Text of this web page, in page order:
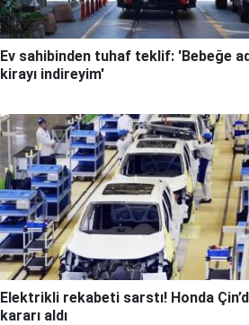
Ev sahibinden tuhaf teklif: 'Bebeğe
kirayı indireyim'
Elektrikli rekabeti sarstı! Honda
kararı aldı